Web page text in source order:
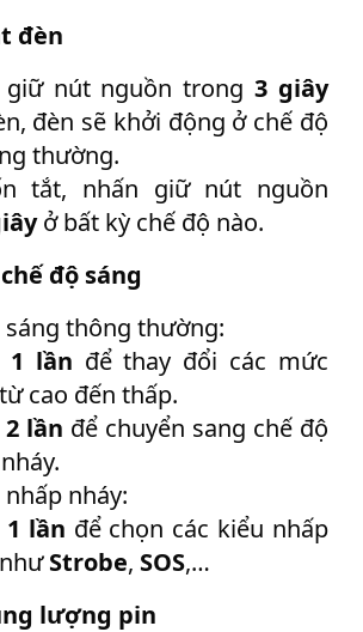
đèn
giữ nút nguồn trong3 giây
đèn sẽ khởi động ở chế độ
thường.
tắt, nhấn giữ nút nguồn
ở bất kỳ chế độ nào.
độ sáng
sáng thông thường:
1 lần để thay đổi các mức
cao đến thấp.
2 lần để chuyển sang chế độ
nháy:
1 lần để chọn các kiểu nhấp
Strobe, SOS,…
lượng pin